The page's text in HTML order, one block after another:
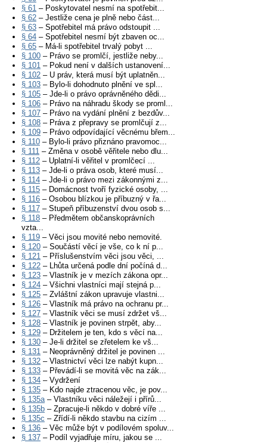
§ 61 – Poskytovatel nesmí na spotřebit...
§ 62 – Jestliže cena je plně nebo část...
§ 63 – Spotřebitel má právo odstoupit ...
§ 64 – Spotřebitel nesmí být zbaven oc...
§ 65 – Má-li spotřebitel trvalý pobyt ...
§ 100 – Právo se promlčí, jestliže neby...
§ 101 – Pokud není v dalších ustanovení...
§ 102 – U práv, která musí být uplatněn...
§ 103 – Bylo-li dohodnuto plnění ve spl...
§ 105 – Jde-li o právo oprávněného dědi...
§ 106 – Právo na náhradu škody se proml...
§ 107 – Právo na vydání plnění z bezdův...
§ 108 – Práva z přepravy se promlčují z...
§ 109 – Právo odpovídající věcnému břem...
§ 110 – Bylo-li právo přiznáno pravomoc...
§ 111 – Změna v osobě věřitele nebo dlu...
§ 112 – Uplatní-li věřitel v promlčecí ...
§ 113 – Jde-li o práva osob, které musí...
§ 114 – Jde-li o právo mezi zákonnými z...
§ 115 – Domácnost tvoří fyzické osoby, ...
§ 116 – Osobou blízkou je příbuzný v řa...
§ 117 – Stupeň příbuzenství dvou osob s...
§ 118 – Předmětem občanskoprávních
vzta...
§ 119 – Věci jsou movité nebo nemovité.
§ 120 – Součástí věcí je vše, co k ní p...
§ 121 – Příslušenstvím věci jsou věci, ...
§ 122 – Lhůta určená podle dní počíná d...
§ 123 – Vlastník je v mezích zákona opr...
§ 124 – Všichni vlastníci mají stejná p...
§ 125 – Zvláštní zákon upravuje vlastni...
§ 126 – Vlastník má právo na ochranu pr...
§ 127 – Vlastník věci se musí zdržet vš...
§ 128 – Vlastník je povinen strpět, aby...
§ 129 – Držitelem je ten, kdo s věcí na...
§ 130 – Je-li držitel se zřetelem ke vš...
§ 131 – Neoprávněný držitel je povinen ...
§ 132 – Vlastnictví věci lze nabýt kupn...
§ 133 – Převádí-li se movitá věc na zák...
§ 134 – Vydržení
§ 135 – Kdo najde ztracenou věc, je pov...
§ 135a– Vlastníku věci náležejí i přírů...
§ 135b – Zpracuje-li někdo v dobré víře ...
§ 135c – Zřídí-li někdo stavbu na cizím ...
§ 136 – Věc může být v podílovém spoluv...
§ 137 – Podíl vyjadřuje míru, jakou se ...